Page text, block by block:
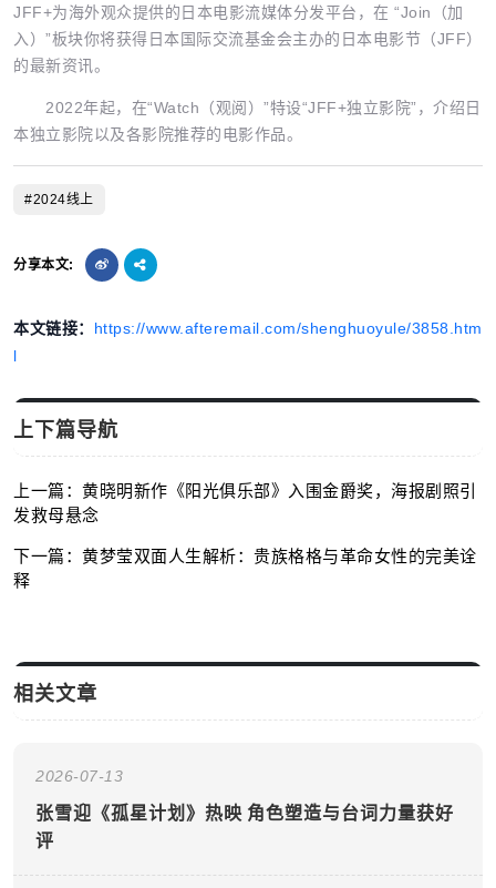
JFF+为海外观众提供的日本电影流媒体分发平台，在 “Join（加
入）”板块你将获得日本国际交流基金会主办的日本电影节（JFF）
的最新资讯。
2022年起，在“Watch（观阅）”特设“JFF+独立影院”，介绍日
本独立影院以及各影院推荐的电影作品。
#2024线上
分享本文:
本文链接： https://www.afteremail.com/shenghuoyule/3858.htm
l
上下篇导航
上一篇：黄晓明新作《阳光俱乐部》入围金爵奖，海报剧照引
发救母悬念
下一篇：黄梦莹双面人生解析：贵族格格与革命女性的完美诠
释
相关文章
2026-07-13
张雪迎《孤星计划》热映 角色塑造与台词力量获好
评